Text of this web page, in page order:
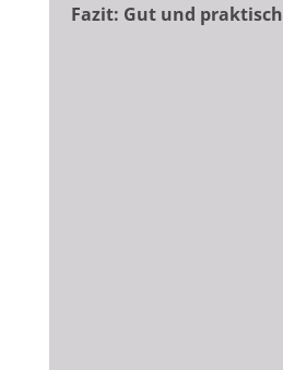
Fazit: Gut und praktisch